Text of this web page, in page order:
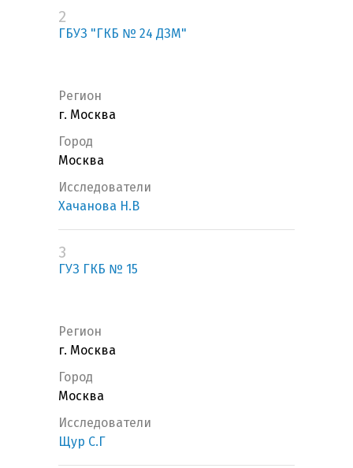
2
ГБУЗ "ГКБ № 24 ДЗМ"
Регион
г. Москва
Город
Москва
Исследователи
Хачанова Н.В
3
ГУЗ ГКБ № 15
Регион
г. Москва
Город
Москва
Исследователи
Щур С.Г